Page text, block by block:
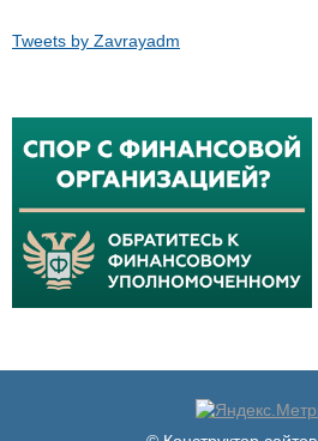
Tweets by Zavrayadm